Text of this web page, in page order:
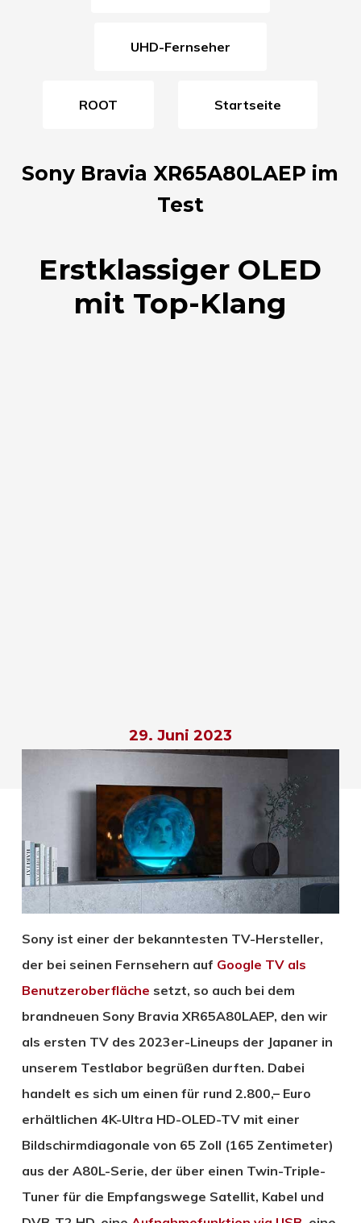
UHD-Fernseher
ROOT Startseite
Sony Bravia XR65A80LAEP im
Test
Erstklassiger OLED
mit Top-Klang
29. Juni 2023
Sony ist einer der bekanntesten TV-Hersteller,
der bei seinen Fernsehern auf Google TV als
Benutzeroberfläche setzt, so auch bei dem
brandneuen Sony Bravia XR65A80LAEP, den wir
als ersten TV des 2023er-Lineups der Japaner in
unserem Testlabor begrüßen durften. Dabei
handelt es sich um einen für rund 2.800,– Euro
erhältlichen 4K-Ultra HD-OLED-TV mit einer
Bildschirmdiagonale von 65 Zoll (165 Zentimeter)
aus der A80L-Serie, der über einen Twin-Triple-
Tuner für die Empfangswege Satellit, Kabel und